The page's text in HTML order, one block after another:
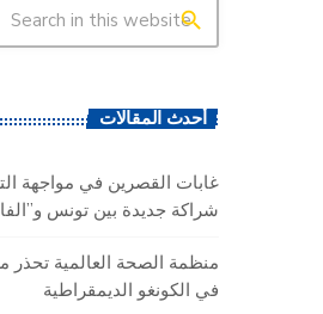
search
أحدث المقالات
غابات القصرين في مواجهة
شراكة جديدة بين تونس
منظمة الصحة العالمية تحذر
في الكونغو الديمقراطية